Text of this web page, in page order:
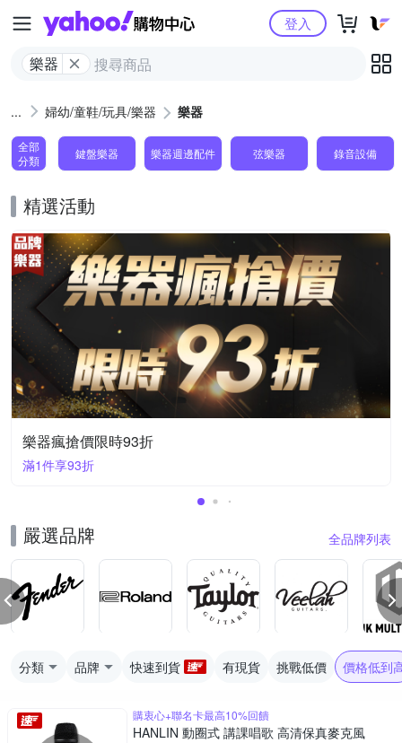
Yahoo購物中心
樂器
登入
婦幼/童鞋/玩具/樂器 樂器
全部
分類
鍵盤樂器 樂器週邊配件 弦樂器 錄音設備
精選活動
樂器瘋搶價限時93折
滿1件享93折
嚴選品牌 全品牌列表
分類 品牌 快速到貨 有現貨 挑戰低價 價格低到
購衷心+聯名卡最高10%回饋
HANLIN 動圈式 講課唱歌 高清保真麥克風